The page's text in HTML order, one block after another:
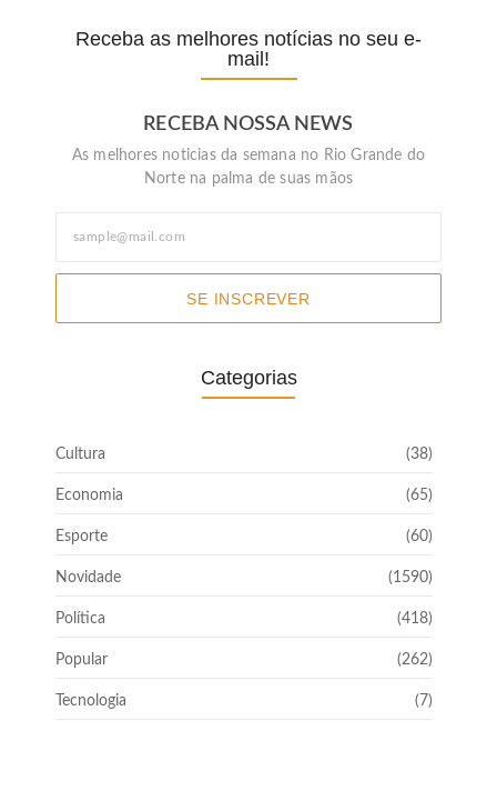
Receba as melhores notícias no seu e-
mail!
RECEBA NOSSA NEWS
As melhores noticias da semana no Rio Grande do
Norte na palma de suas mãos
SE INSCREVER
Categorias
Cultura (38)
Economia (65)
Esporte (60)
Novidade (1590)
Política (418)
Popular (262)
Tecnologia (7)